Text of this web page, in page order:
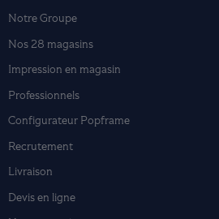
Notre Groupe
Nos 28 magasins
Impression en magasin
Professionnels
Configurateur Popframe
Recrutement
Livraison
Devis en ligne